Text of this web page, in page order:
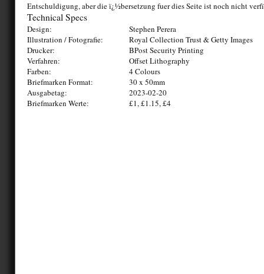
Entschuldigung, aber die ï¿½bersetzung fuer dies Seite ist noch nicht
Technical Specs
Design:
Stephen Perera
Illustration / Fotografie:
Royal Collection Trust & Getty Images
Drucker:
BPost Security Printing
Verfahren:
Offset Lithography
Farben:
4 Colours
Briefmarken Format:
30 x 50mm
Ausgabetag:
2023-02-20
Briefmarken Werte:
£1, £1.15, £4